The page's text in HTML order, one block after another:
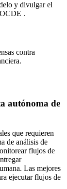
y divulgar el
.
contra
autónoma de
que requieren
de análisis de
flujos de
Las mejores
ejecutar flujos de